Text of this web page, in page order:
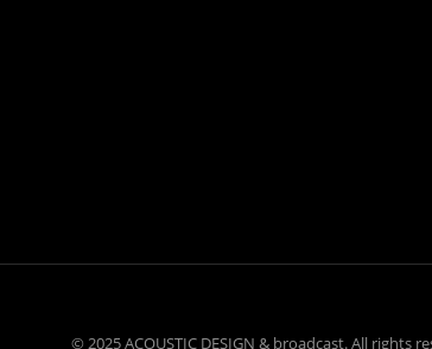
© 2025 ACOUSTIC DESIGN & broadcast. All rights